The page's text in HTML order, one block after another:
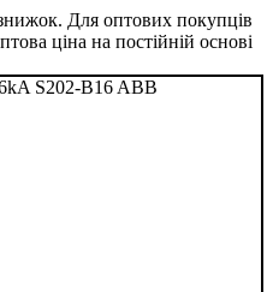
Для оптових покупців
ціна на постійній основі